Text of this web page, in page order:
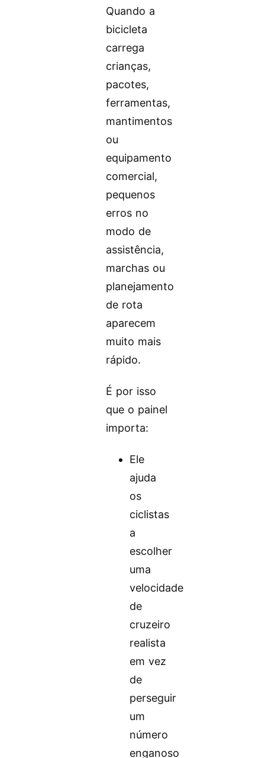
Quando a
bicicleta
carrega
crianças,
pacotes,
ferramentas,
mantimentos
ou
equipamento
comercial,
pequenos
erros no
modo de
assistência,
marchas ou
planejamento
de rota
aparecem
muito mais
rápido.
É por isso
que o painel
importa:
Ele
ajuda
os
ciclistas
a
escolher
uma
velocidade
de
cruzeiro
realista
em vez
de
perseguir
um
número
enganoso